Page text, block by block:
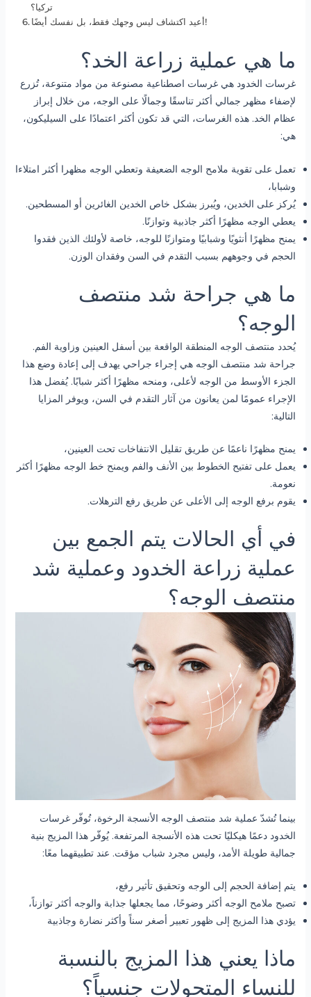
تركيا؟
أعيد اكتشاف ليس وجهك فقط، بل نفسك أيضًا!
ما هي عملية زراعة الخد؟
غرسات الخدود هي غرسات اصطناعية مصنوعة من مواد متنوعة، تُزرع
لإضفاء مظهر جمالي أكثر تناسقًا وجمالًا على الوجه، من خلال إبراز
عظام الخد. هذه الغرسات، التي قد تكون أكثر اعتمادًا على السيليكون،
هي:
تعمل على تقوية ملامح الوجه الضعيفة وتعطي الوجه مظهرا أكثر امتلاءا
وشبابا،
يُركز على الخدين، ويُبرز بشكل خاص الخدين الغائرين أو المسطحين.
يعطي الوجه مظهرًا أكثر جاذبية وتوازنًا.
يمنح مظهرًا أنثويًا وشبابيًا ومتوازنًا للوجه، خاصة لأولئك الذين فقدوا
الحجم في وجوههم بسبب التقدم في السن وفقدان الوزن.
ما هي جراحة شد منتصف
الوجه؟
يُحدد منتصف الوجه المنطقة الواقعة بين أسفل العينين وزاوية الفم.
جراحة شد منتصف الوجه هي إجراء جراحي يهدف إلى إعادة وضع هذا
الجزء الأوسط من الوجه لأعلى، ومنحه مظهرًا أكثر شبابًا. يُفضل هذا
الإجراء عمومًا لمن يعانون من آثار التقدم في السن، ويوفر المزايا
التالية:
يمنح مظهرًا ناعمًا عن طريق تقليل الانتفاخات تحت العينين،
يعمل على تفتيح الخطوط بين الأنف والفم ويمنح خط الوجه مظهرًا أكثر
نعومة.
يقوم برفع الوجه إلى الأعلى عن طريق رفع الترهلات.
في أي الحالات يتم الجمع بين
عملية زراعة الخدود وعملية شد
منتصف الوجه؟
بينما تُشدّ عملية شد منتصف الوجه الأنسجة الرخوة، تُوفّر غرسات
الخدود دعمًا هيكليًا تحت هذه الأنسجة المرتفعة. يُوفّر هذا المزيج بنية
جمالية طويلة الأمد، وليس مجرد شباب مؤقت. عند تطبيقهما معًا:
يتم إضافة الحجم إلى الوجه وتحقيق تأثير رفع،
تصبح ملامح الوجه أكثر وضوحًا، مما يجعلها جذابة والوجه أكثر توازناً،
يؤدي هذا المزيج إلى ظهور تعبير أصغر سناً وأكثر نضارة وجاذبية
ماذا يعني هذا المزيج بالنسبة
للنساء المتحولات جنسياً؟